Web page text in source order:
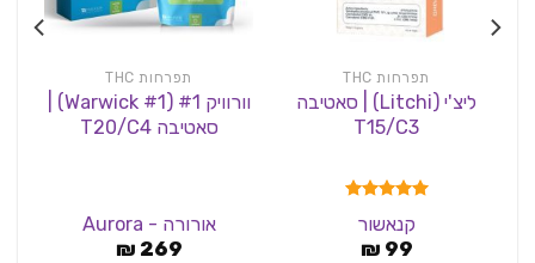
תפרחות THC
ליצ'י (Litchi) | סאטיבה
T15/C3
מתוך 5קנאשור
99
₪
תפרחות THC
וורוויק #1 (Warwick #1) |
סאטיבה T20/C4
אורורה - Aurora
269
₪